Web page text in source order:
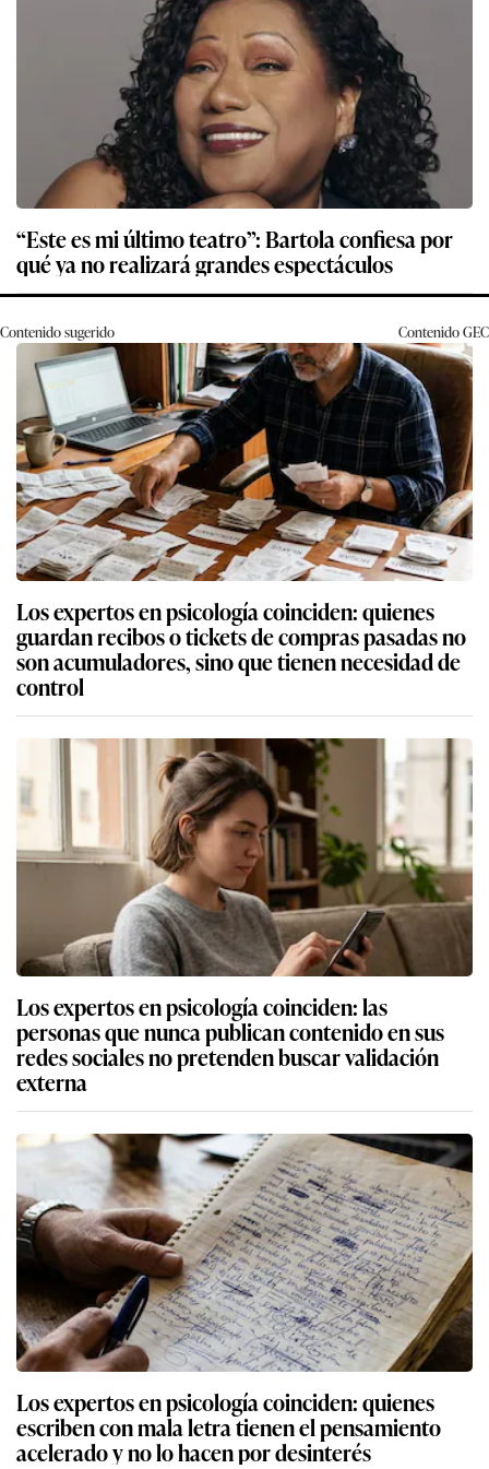
“Este es mi último teatro”: Bartola confiesa por
qué ya no realizará grandes espectáculos
Contenido sugerido ContenidoGEC
Los expertos en psicología coinciden: quienes
guardan recibos o tickets de compras pasadas no
son acumuladores, sino que tienen necesidad de
control
Los expertos en psicología coinciden: las
personas que nunca publican contenido en sus
redes sociales no pretenden buscar validación
externa
Los expertos en psicología coinciden: quienes
escriben con mala letra tienen el pensamiento
acelerado y no lo hacen por desinterés